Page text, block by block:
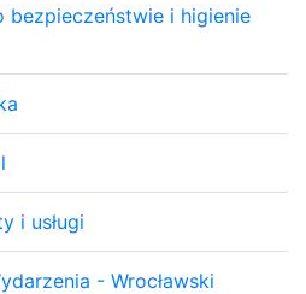
bezpieczeństwie i higienie
i usługi
- Wrocławski